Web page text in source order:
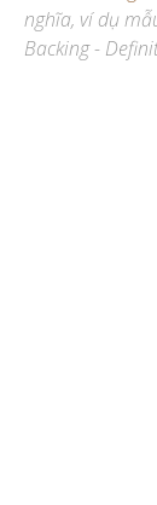
nghĩa, ví dụ
Backing -